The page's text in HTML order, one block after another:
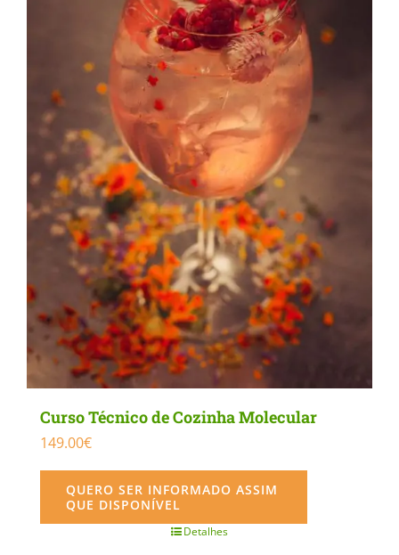
Curso Técnico de Cozinha Molecular
149.00€
QUERO SER INFORMADO ASSIM
QUE DISPONÍVEL
Detalhes